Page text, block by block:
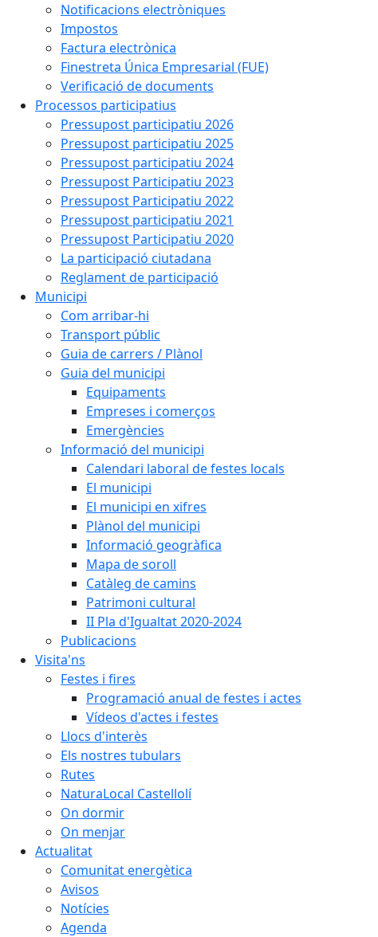
Notificacions electròniques
Impostos
Factura electrònica
Finestreta Única Empresarial (FUE)
Verificació de documents
Processos participatius
Pressupost participatiu 2026
Pressupost participatiu 2025
Pressupost participatiu 2024
Pressupost Participatiu 2023
Pressupost Participatiu 2022
Pressupost participatiu 2021
Pressupost Participatiu 2020
La participació ciutadana
Reglament de participació
Municipi
Com arribar-hi
Transport públic
Guia de carrers / Plànol
Guia del municipi
Equipaments
Empreses i comerços
Emergències
Informació del municipi
Calendari laboral de festes locals
El municipi
El municipi en xifres
Plànol del municipi
Informació geogràfica
Mapa de soroll
Catàleg de camins
Patrimoni cultural
II Pla d'Igualtat 2020-2024
Publicacions
Visita'ns
Festes i fires
Programació anual de festes i actes
Vídeos d'actes i festes
Llocs d'interès
Els nostres tubulars
Rutes
NaturaLocal Castellolí
On dormir
On menjar
Actualitat
Comunitat energètica
Avisos
Notícies
Agenda